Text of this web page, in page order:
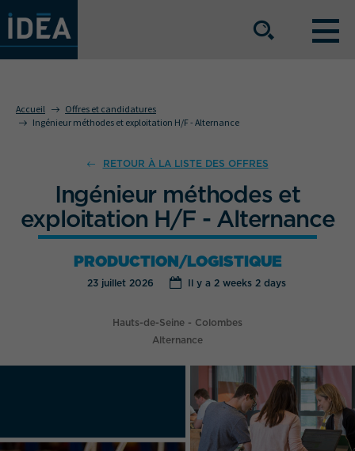
Le groupe Nos implantations
NOS SECTEURS D'ACTIVITÉ
Accueil
Offres et candidatures
Ingénieur méthodes et exploitation H/F - Alternance
RETOUR À LA LISTE DES OFFRES
Ingénieur méthodes et
exploitation H/F - Alternance
PRODUCTION/LOGISTIQUE
23 juillet 2026 Il y a 2 weeks 2 days
Hauts-de-Seine - Colombes
Alternance